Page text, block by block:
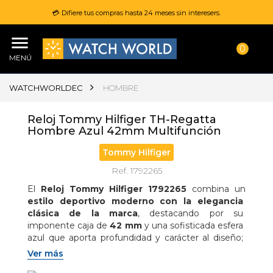
💳 Difiere tus compras hasta 24 meses sin interesers.
MENÚ
0
WATCHWORLDEC HOMBRE
Reloj Tommy Hilfiger TH-Regatta
Hombre Azul 42mm Multifunción
Tommy Hilfiger
Ref. 1792265
El Reloj Tommy Hilfiger 1792265 combina un
estilo deportivo moderno con la elegancia
clásica de la marca, destacando por su
imponente caja de 42 mm y una sofisticada esfera
azul que aporta profundidad y carácter al diseño;
equipado con
multifunción
Ver más